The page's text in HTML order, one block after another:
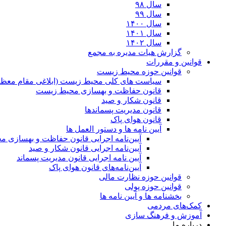
سال ۹۸
سال ۹۹
سال ۱۴۰۰
سال ۱۴۰۱
سال ۱۴۰۲
گزارش هیات مدیره به مجمع
قوانین و مقررات
قوانین حوزه محیط زیست
ﺳﯿﺎﺳﺖ ﻫﺎی ﮐﻠﯽ ﻣﺤﯿﻂ زﯾﺴﺖ (ابلاغی مقام
قانون حفاظت و بهسازی محیط زیست
قانون شکار و صید
قانون مدیریت پسماندها
قانون هوای پاک
آیین نامه ها و دستور العمل ها
آیین‌نامه اجرایی قانون حفاظت و
آیین‌نامه اجرایی قانون شکار و صید
آیین نامه اجرایی قانون مدیریت پسماند
آیین‌نامه‌های قانون هوای پاک
قوانین حوزه نظارت مالی
قوانین حوزه پولی
بخشنامه ها و آیین نامه ها
کمک‌های مردمی
آموزش و فرهنگ سازی